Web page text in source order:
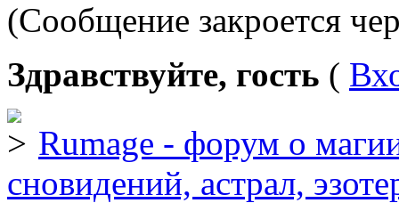
(Сообщение закроется
Здравствуйте, гость (
Rumage - форум о
сновидений, астрал,